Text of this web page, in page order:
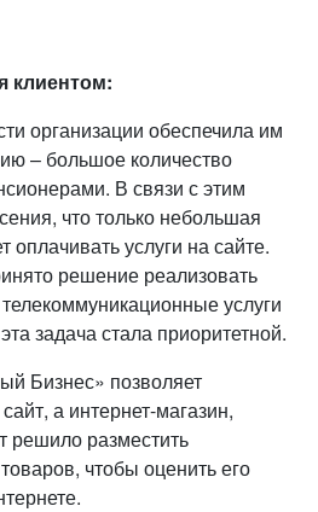
клиентом:
организации обеспечила им
– большое количество
В связи с этим
что только небольшая
оплачивать услуги на сайте.
решение реализовать
услуги
задача стала приоритетной.
Бизнес» позволяет
а интернет-магазин,
решило разместить
чтобы оценить его